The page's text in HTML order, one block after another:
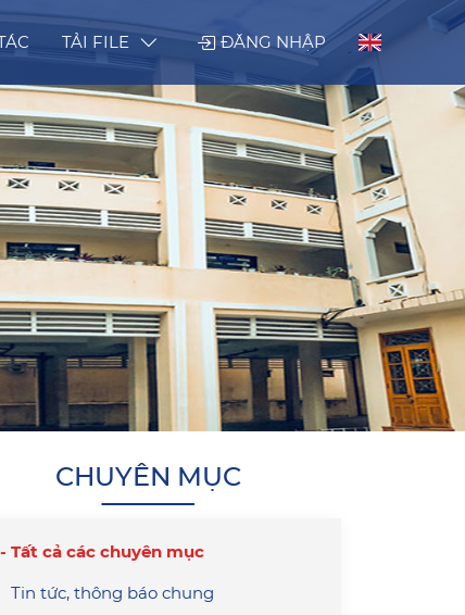
TẢI FILE ĐĂNG NHẬP
CHUYÊN MỤC
Tất cả các chuyên mục
Tin tức, thông báo chung